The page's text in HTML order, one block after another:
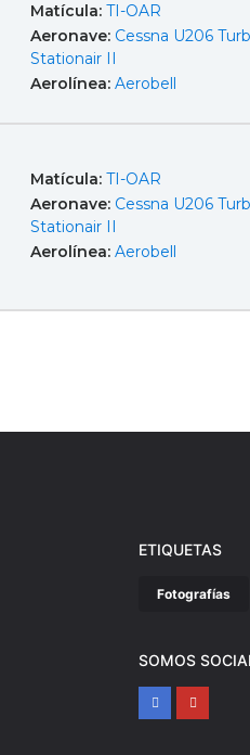
Matícula: TI-OAR
Aeronave: Cessna U206
Stationair II
Aerolínea: Aerobell
Matícula: TI-OAR
Aeronave: Cessna U206
Stationair II
Aerolínea: Aerobell
ETIQUETAS
Fotografías
SOMOS